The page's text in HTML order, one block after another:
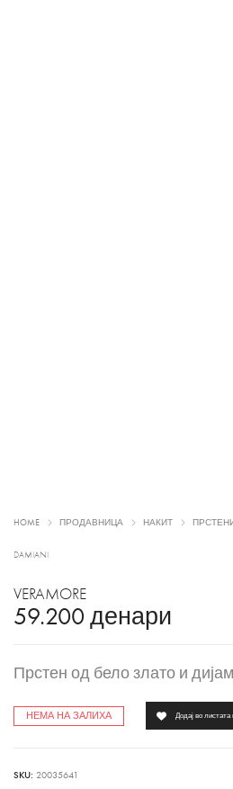
HOME ПРОДАВНИЦА НАКИТ
DAMIANI
VERAMORE
59.200 денари
Прстен од бело злато и
НЕМА НА ЗАЛИХА Додај во
SKU: 20035641